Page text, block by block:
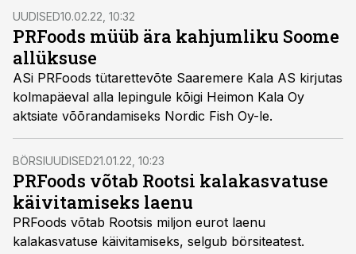
UUDISED10.02.22, 10:32
PRFoods müüb ära kahjumliku Soome
allüksuse
ASi PRFoods tütarettevõte Saaremere Kala AS kirjutas
kolmapäeval alla lepingule kõigi Heimon Kala Oy
aktsiate võõrandamiseks Nordic Fish Oy-le.
BÖRSIUUDISED21.01.22, 10:23
PRFoods võtab Rootsi kalakasvatuse
käivitamiseks laenu
PRFoods võtab Rootsis miljon eurot laenu
kalakasvatuse käivitamiseks, selgub börsiteatest.